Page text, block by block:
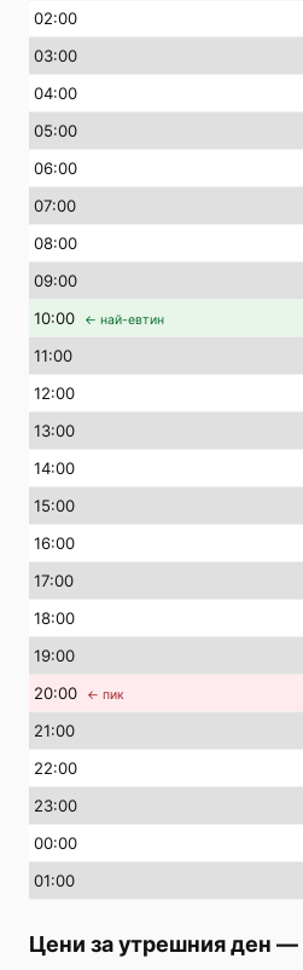
02:00
03:00
04:00
05:00
06:00
07:00
08:00
09:00
10:00 ← най-евтин
11:00
12:00
13:00
14:00
15:00
16:00
17:00
18:00
19:00
20:00 ← пик
21:00
22:00
23:00
00:00
01:00
Цени за утрешния ден —